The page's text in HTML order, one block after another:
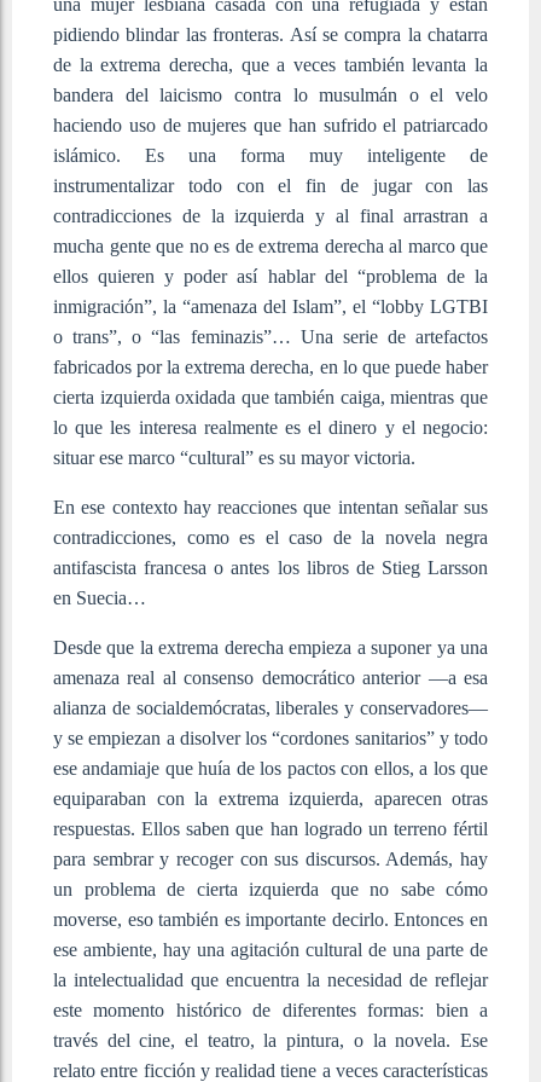
pidiendo blindar las fronteras. Así se compra la chatarra
de la extrema derecha, que a veces también levanta la
bandera del laicismo contra lo musulmán o el velo
haciendo uso de mujeres que han sufrido el patriarcado
islámico. Es una forma muy inteligente de
instrumentalizar todo con el fin de jugar con las
contradicciones de la izquierda y al final arrastran a
mucha gente que no es de extrema derecha al marco que
ellos quieren y poder así hablar del “problema de la
inmigración”, la “amenaza del Islam”, el “lobby LGTBI
o trans”, o “las feminazis”… Una serie de artefactos
fabricados por la extrema derecha, en lo que puede haber
cierta izquierda oxidada que también caiga, mientras que
lo que les interesa realmente es el dinero y el negocio:
situar ese marco “cultural” es su mayor victoria.
En ese contexto hay reacciones que intentan señalar sus
contradicciones, como es el caso de la novela negra
antifascista francesa o antes los libros de Stieg Larsson
en Suecia…
Desde que la extrema derecha empieza a suponer ya una
amenaza real al consenso democrático anterior —a esa
alianza de socialdemócratas, liberales y conservadores—
y se empiezan a disolver los “cordones sanitarios” y todo
ese andamiaje que huía de los pactos con ellos, a los que
equiparaban con la extrema izquierda, aparecen otras
respuestas. Ellos saben que han logrado un terreno fértil
para sembrar y recoger con sus discursos. Además, hay
un problema de cierta izquierda que no sabe cómo
moverse, eso también es importante decirlo. Entonces en
ese ambiente, hay una agitación cultural de una parte de
la intelectualidad que encuentra la necesidad de reflejar
este momento histórico de diferentes formas: bien a
través del cine, el teatro, la pintura, o la novela. Ese
relato entre ficción y realidad tiene a veces características